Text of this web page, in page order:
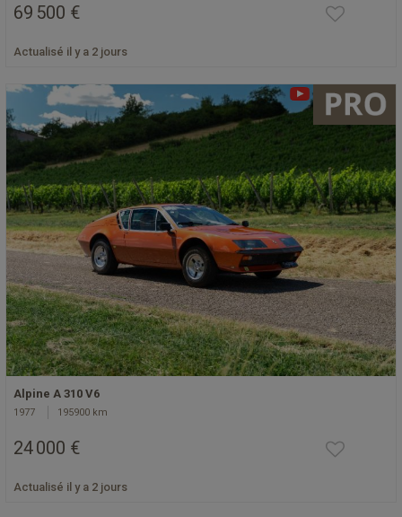
69 500 €
Actualisé il y a 2 jours
Alpine A 310 V6
1977 195900 km
24 000 €
Actualisé il y a 2 jours